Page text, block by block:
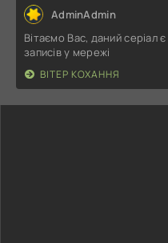
AdminAdmin
Вітаємо Вас, даний серіал
записів у мережі
ВІТЕР КОХАННЯ